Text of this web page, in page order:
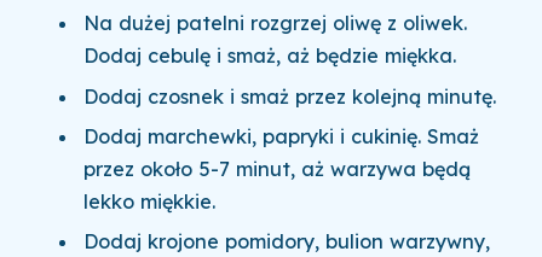
Na dużej patelni rozgrzej oliwę z oliwek.
Dodaj cebulę i smaż, aż będzie miękka.
Dodaj czosnek i smaż przez kolejną minutę.
Dodaj marchewki, papryki i cukinię. Smaż
przez około 5-7 minut, aż warzywa będą
lekko miękkie.
Dodaj krojone pomidory, bulion warzywny,